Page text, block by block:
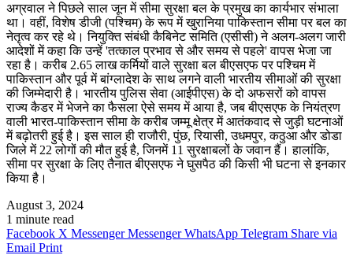
अग्रवाल ने पिछले साल जून में सीमा सुरक्षा बल के प्रमुख का कार्यभार संभाला
था। वहीं, विशेष डीजी (पश्चिम) के रूप में खुरानिया पाकिस्तान सीमा पर बल का
नेतृत्व कर रहे थे। नियुक्ति संबंधी कैबिनेट समिति (एसीसी) ने अलग-अलग जारी
आदेशों में कहा कि उन्हें 'तत्काल प्रभाव से और समय से पहले' वापस भेजा जा
रहा है। करीब 2.65 लाख कर्मियों वाले सुरक्षा बल बीएसएफ पर पश्चिम में
पाकिस्तान और पूर्व में बांग्लादेश के साथ लगने वाली भारतीय सीमाओं की सुरक्षा
की जिम्मेदारी है। भारतीय पुलिस सेवा (आईपीएस) के दो अफसरों को वापस
राज्य कैडर में भेजने का फैसला ऐसे समय में आया है, जब बीएसएफ के नियंत्रण
वाली भारत-पाकिस्तान सीमा के करीब जम्मू क्षेत्र में आतंकवाद से जुड़ी घटनाओं
में बढ़ोतरी हुई है। इस साल ही राजौरी, पुंछ, रियासी, उधमपुर, कठुआ और डोडा
जिले में 22 लोगों की मौत हुई है, जिनमें 11 सुरक्षाबलों के जवान हैं। हालांकि,
सीमा पर सुरक्षा के लिए तैनात बीएसएफ ने घुसपैठ की किसी भी घटना से इनकार
किया है।
August 3, 2024
1 minute read
Facebook X Messenger Messenger WhatsApp Telegram Share via
Email Print